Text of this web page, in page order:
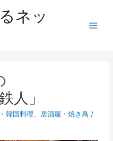
ネッ
人」
韓国料理、 居酒屋・焼き鳥 /